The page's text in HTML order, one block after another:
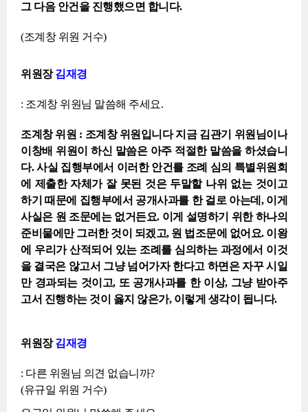
그 다음 안건을 진행했으면 합니다.
(조계창 위원 거수)
위원장김재경
: 조계창 위원님 말씀해 주세요.
조계창 위원 : 조계창 위원입니다 지금 김관기 위원님이나
이창배 위원이 하신 말씀은 아주 적절한 말씀을 하셨습니
다. 사실 집행부에서 이러한 안건를 조례 심의 특별위원회
에 제출한 자체가 잘 못된 것은 두말할 나위 없는 것이고
하기 때문에 집행부에서 공개사과를 한 걸로 아는데, 이게
사실은 원 조문에는 없거든요. 이게 설명하기 위한 하나의
준비물에만 그러한 것이 되겠고, 원 법조문에 없어요. 이왕
에 우리가 산적되어 있는 조례를 심의하는 과정에서 이것
을 결국은 않고서 그냥 넘어가자 한다고 하면은 자꾸 시일
만 경과되는 것이고, 또 공개사과를 한 이상, 그냥 받아주
고서 진행하는 것이 옳지 않은가, 이렇게 생각이 됩니다.
위원장김재경
: 다른 위원님 의견 없습니까?
(유규일 위원 거수)